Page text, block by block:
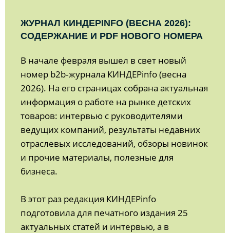
ЖУРНАЛ КИНДЕРINFO (ВЕСНА 2026):
СОДЕРЖАНИЕ И PDF НОВОГО НОМЕРА
В начале февраля вышел в свет новый
номер b2b‑журнала КИНДЕРinfo (весна
2026). На его страницах собрана актуальная
информация о работе на рынке детских
товаров: интервью с руководителями
ведущих компаний, результаты недавних
отраслевых исследований, обзоры новинок
и прочие материалы, полезные для
бизнеса.
В этот раз редакция КИНДЕРinfo
подготовила для печатного издания 25
актуальных статей и интервью, а в